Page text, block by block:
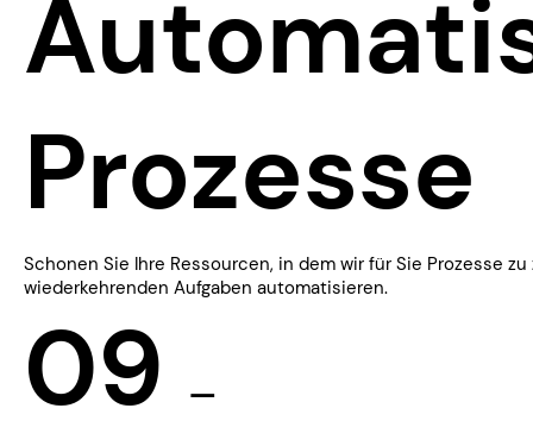
Schonen Sie Ihre Ressourcen, in dem wir für Sie Prozesse
wiederkehrenden Aufgaben automatisieren.
Prozesse
09
—